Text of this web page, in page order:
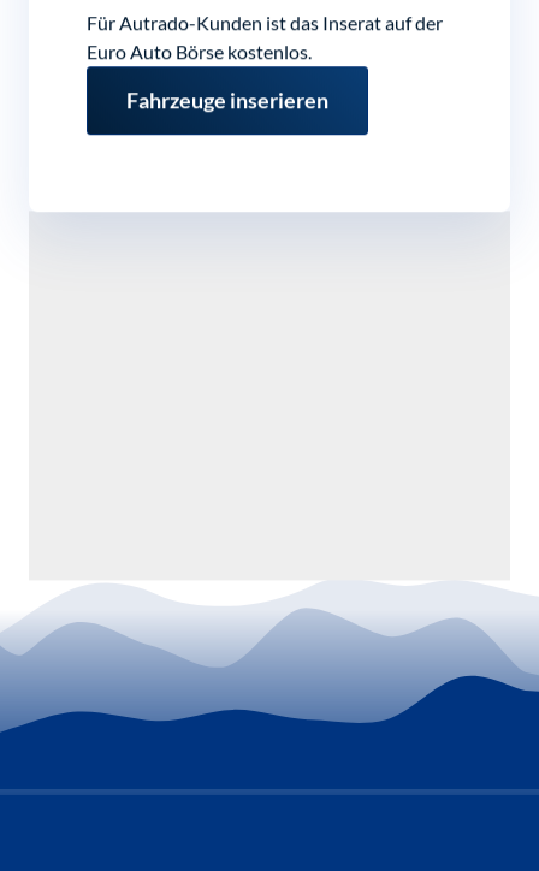
Für Autrado-Kunden ist das Inserat auf der
Euro Auto Börse kostenlos.
Fahrzeuge inserieren